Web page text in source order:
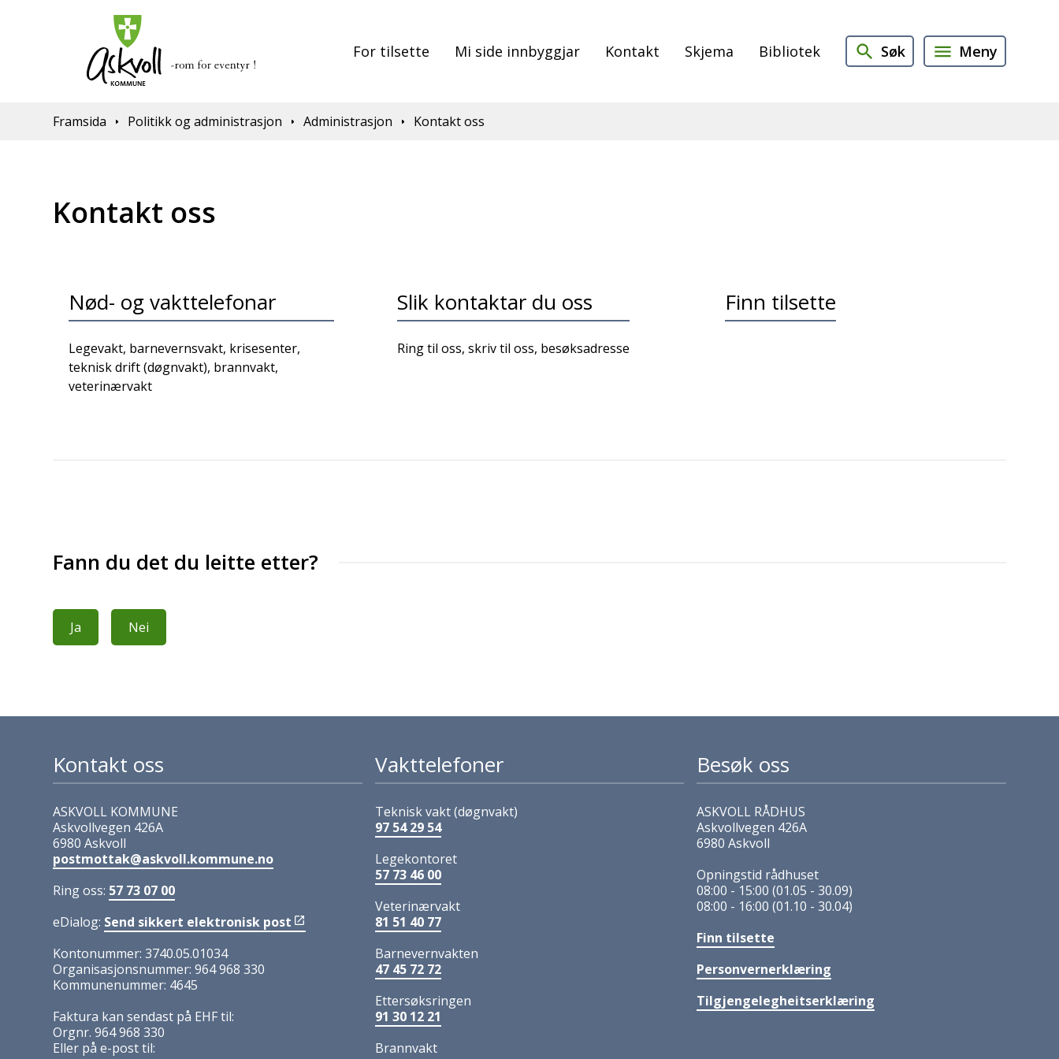
For tilsette Mi side innbyggjar Kontakt Skjema Bibliotek Søk Meny
Du er her:
Framsida Politikk og administrasjon Administrasjon Kontakt oss
Kontakt oss
Nød- og vakttelefonar
Legevakt, barnevernsvakt, krisesenter,
teknisk drift (døgnvakt), brannvakt,
veterinærvakt
Slik kontaktar du oss
Ring til oss, skriv til oss, besøksadresse
Finn tilsette
Fann du det du leitte etter?
Ja Nei
Kontakt oss
ASKVOLL KOMMUNE
Askvollvegen 426A
6980 Askvoll
postmottak@askvoll.kommune.no
Ring oss: 57 73 07 00
eDialog: Send sikkert elektronisk post
Kontonummer: 3740.05.01034
Organisasjonsnummer: 964 968 330
Kommunenummer: 4645
Faktura kan sendast på EHF til:
Orgnr. 964 968 330
Eller på e-post til:
Vakttelefoner
Teknisk vakt (døgnvakt)
97 54 29 54
Legekontoret
57 73 46 00
Veterinærvakt
81 51 40 77
Barnevernvakten
47 45 72 72
Ettersøksringen
91 30 12 21
Brannvakt
Besøk oss
ASKVOLL RÅDHUS
Askvollvegen 426A
6980 Askvoll
Opningstid rådhuset
08:00 - 15:00 (01.05 - 30.09)
08:00 - 16:00 (01.10 - 30.04)
Finn tilsette
Personvernerklæring
Tilgjengelegheitserklæring